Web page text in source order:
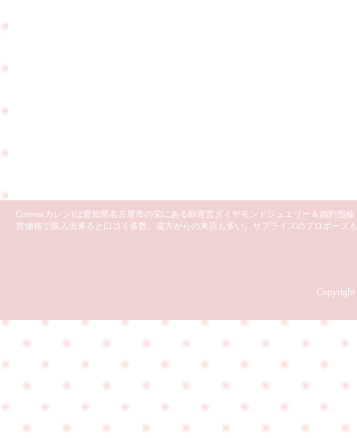
Curren(カレン)は愛知県名古屋市の栄にある卸直営ダイヤモンドジュエリー＆婚約指
営価格で購入出来ると口コミ多数。遠方からの来店も多い。サプライズのプロポー